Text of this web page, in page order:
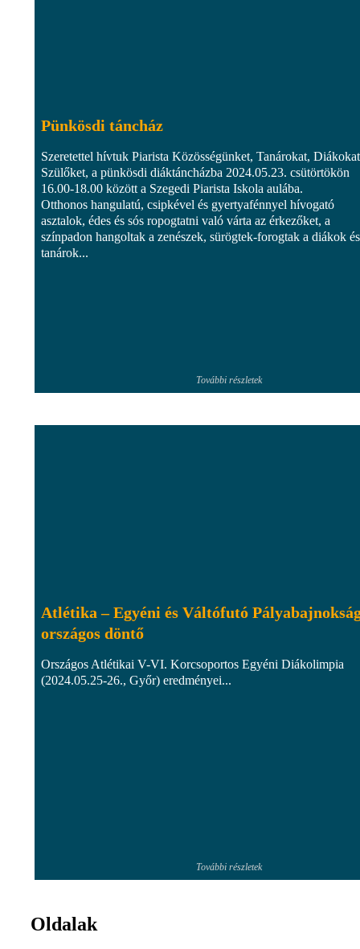
Pünkösdi táncház
Szeretettel hívtuk Piarista Közösségünket, Tanárokat,
Szülőket, a pünkösdi diáktáncházba 2024.05.23. csütörtökön
16.00-18.00 között a Szegedi Piarista Iskola aulába.
Otthonos hangulatú, csipkével és gyertyafénnyel hívogató
asztalok, édes és sós ropogtatni való várta az érkezőket, a
színpadon hangoltak a zenészek, sürögtek-forogtak a diákok és
tanárok...
További részletek
Atlétika – Egyéni és Váltófutó
országos döntő
Országos Atlétikai V-VI. Korcsoportos Egyéni Diákolimpia
(2024.05.25-26., Győr) eredményei...
További részletek
Oldalak